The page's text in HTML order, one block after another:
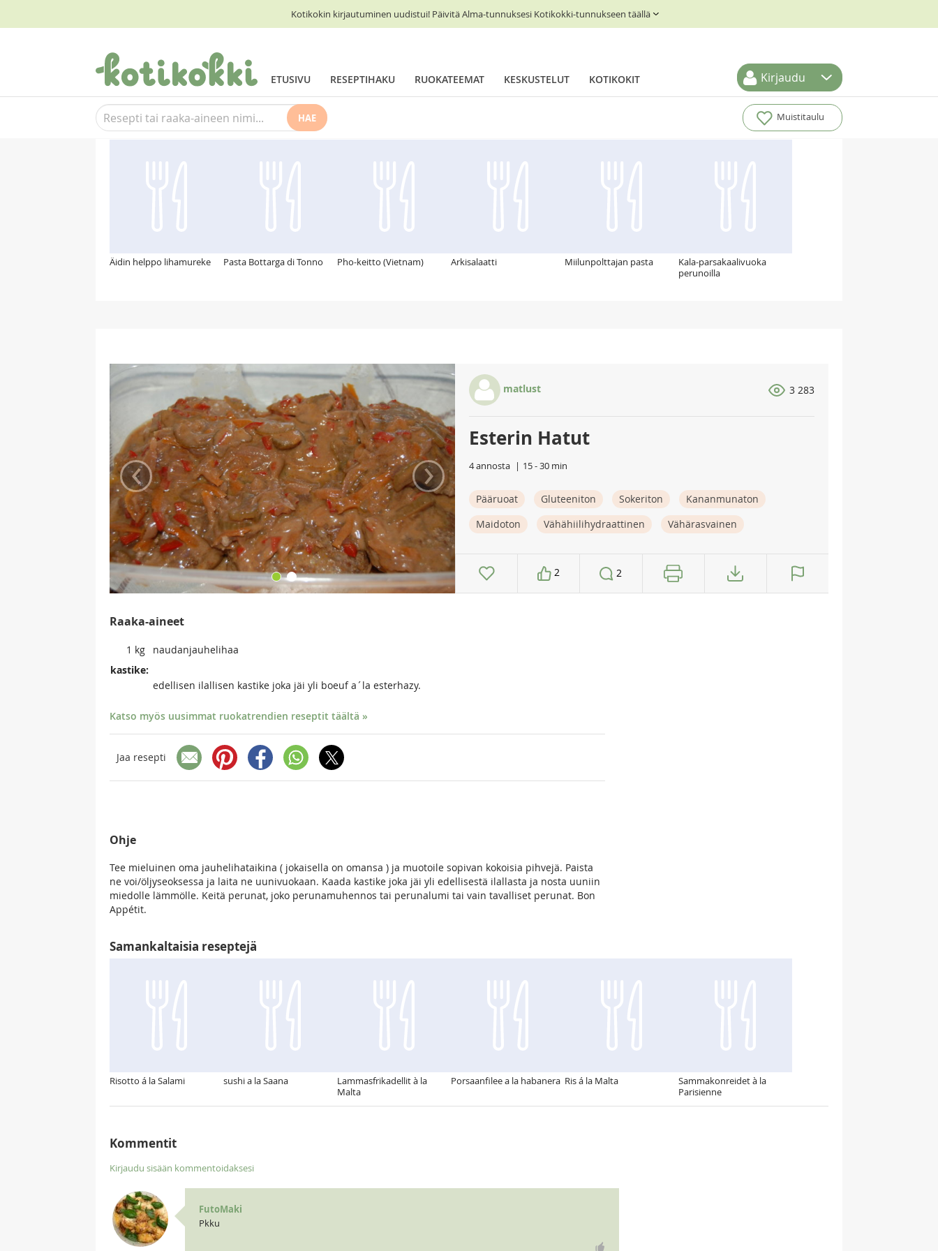
Kotikokin kirjautuminen uudistui! Päivitä Alma-tunnuksesi Kotikokki-tunnukseen täällä
ETUSIVU RESEPTIHAKU RUOKATEEMAT KESKUSTELUT KOTIKOKIT Kirjaudu
HAE Muistitaulu
Suosittelemme myös
Äidin helppo lihamureke Pasta Bottarga di Tonno Pho-keitto (Vietnam) Arkisalaatti Miilunpolttajan pasta
Kala-parsakaalivuoka
perunoilla
‹ ›
matlust 3 283
Esterin Hatut
4 annosta 15 - 30 min
Pääruoat Gluteeniton Sokeriton
Kananmunaton
Maidoton
Vähähiilihydraattinen Vähärasvainen
2 2
Raaka-aineet
1 kg
naudanjauhelihaa
kastike:
edellisen ilallisen kastike joka jäi yli boeuf a´la esterhazy.
Katso myös uusimmat ruokatrendien reseptit täältä »
Jaa resepti
Ohje
Tee mieluinen oma jauhelihataikina ( jokaisella on omansa ) ja muotoile sopivan kokoisia pihvejä. Paista
ne voi/öljyseoksessa ja laita ne uunivuokaan. Kaada kastike joka jäi yli edellisestä ilallasta ja nosta uuniin
miedolle lämmölle. Keitä perunat, joko perunamuhennos tai perunalumi tai vain tavalliset perunat. Bon
Appétit.
Samankaltaisia reseptejä
Risotto á la Salami sushi a la Saana
Lammasfrikadellit à la
Malta
Porsaanfilee a la habanera Ris á la Malta
Sammakonreidet à la
Parisienne
Kommentit
Kirjaudu sisään kommentoidaksesi
FutoMaki
Pkku